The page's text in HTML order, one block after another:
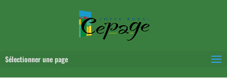
Sélectionner une page